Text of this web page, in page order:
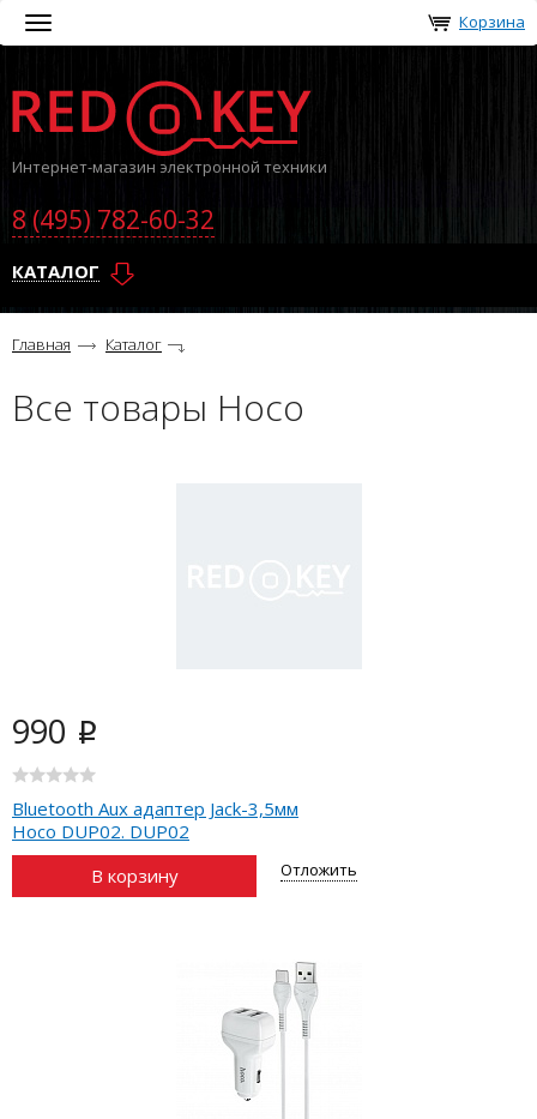
Toggle
navigation
Корзина
Интернет-магазин электронной техники
8 (495) 782-60-32
КАТАЛОГ
Главная Каталог
Все товары Hoco
990 i
Bluetooth Aux адаптер Jack-3,5мм
Hoco DUP02. DUP02
В корзину
Отложить